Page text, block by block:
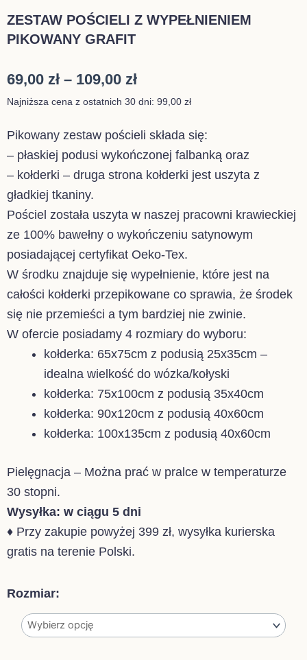
ZESTAW POŚCIELI Z WYPEŁNIENIEM
PIKOWANY GRAFIT
69,00 zł – 109,00 złZakres
cen:
69,00 zł
do
109,00 zł
Najniższa cena z ostatnich 30 dni: 99,00 zł
Pikowany zestaw pościeli składa się:
– płaskiej podusi wykończonej falbanką oraz
– kołderki – druga strona kołderki jest uszyta z
gładkiej tkaniny.
Pościel została uszyta w naszej pracowni krawieckiej
ze 100% bawełny o wykończeniu satynowym
posiadającej certyfikat Oeko-Tex.
W środku znajduje się wypełnienie, które jest na
całości kołderki przepikowane co sprawia, że środek
się nie przemieści a tym bardziej nie zwinie.
W ofercie posiadamy 4 rozmiary do wyboru:
kołderka: 65x75cm z podusią 25x35cm –
idealna wielkość do wózka/kołyski
kołderka: 75x100cm z podusią 35x40cm
kołderka: 90x120cm z podusią 40x60cm
kołderka: 100x135cm z podusią 40x60cm
Pielęgnacja – Można prać w pralce w temperaturze
30 stopni.
Wysyłka: w ciągu 5 dni
♦ Przy zakupie powyżej 399 zł, wysyłka kurierska
gratis na terenie Polski.
Rozmiar:
POŚCIELI